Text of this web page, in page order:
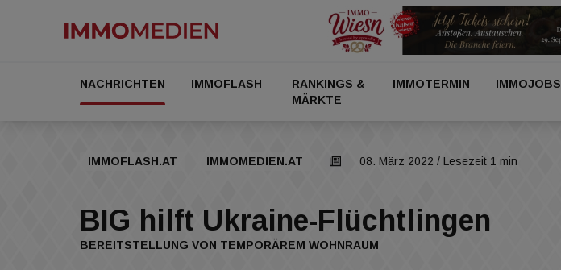
NACHRICHTEN IMMOFLASH
RANKINGS &
MÄRKTE
IMMOTERMIN IMMOJOBS
IMMOFLASH.AT IMMOMEDIEN.AT 08. März 2022 / Lesezeit 1 min
BIG hilft Ukraine-Flüchtlingen
BEREITSTELLUNG VON TEMPORÄREM WOHNRAUM